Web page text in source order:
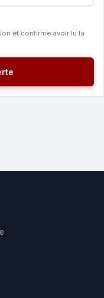
et confirme avoir lu la